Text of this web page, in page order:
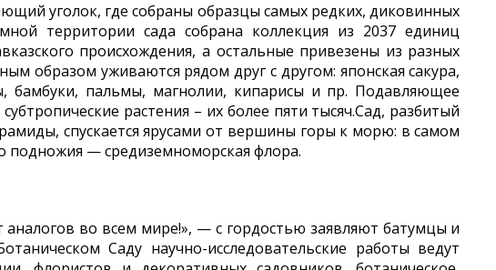
уголок, где собраны образцы самых редких, диковинных
территории сада собрана коллекция из 2037 единиц
происхождения, а остальные привезены из разных
образом уживаются рядом друг с другом: японская сакура,
бамбуки, пальмы, магнолии, кипарисы и пр. Подавляющее
растения – их более пяти тысяч.Сад, разбитый
спускается ярусами от вершины горы к морю: в самом
подножия — средиземноморская флора.
аналогов во всем мире!», — с гордостью заявляют батумцы и
Саду научно-исследовательские работы ведут